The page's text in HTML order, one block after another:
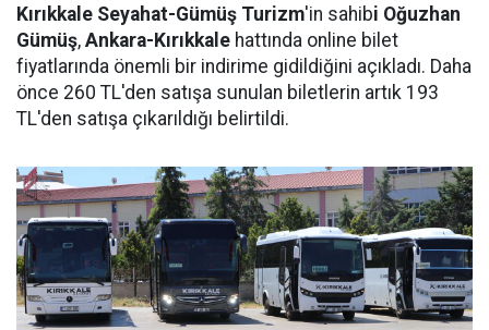
Kırıkkale Seyahat-Gümüş Turizm'in sahibi Oğuzhan
Gümüş, Ankara-Kırıkkale hattında online bilet
fiyatlarında önemli bir indirime gidildiğini açıkladı. Daha
önce 260 TL'den satışa sunulan biletlerin artık 193
TL'den satışa çıkarıldığı belirtildi.